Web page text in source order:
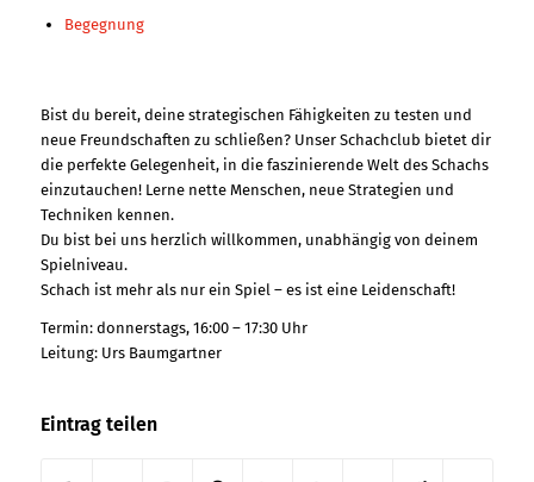
Begegnung
Bist du bereit, deine strategischen Fähigkeiten zu testen und
neue Freundschaften zu schließen? Unser Schachclub bietet dir
die perfekte Gelegenheit, in die faszinierende Welt des Schachs
einzutauchen! Lerne nette Menschen, neue Strategien und
Techniken kennen.
Du bist bei uns herzlich willkommen, unabhängig von deinem
Spielniveau.
Schach ist mehr als nur ein Spiel – es ist eine Leidenschaft!
Termin: donnerstags, 16:00 – 17:30 Uhr
Leitung: Urs Baumgartner
Eintrag teilen